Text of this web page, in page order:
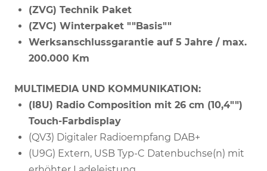
(ZVG) Technik Paket
(ZVC) Winterpaket ""Basis""
Werksanschlussgarantie auf 5 Jahre / max.
200.000 Km
MULTIMEDIA UND KOMMUNIKATION:
(I8U) Radio Composition mit 26 cm (10,4"")
Touch-Farbdisplay
(QV3) Digitaler Radioempfang DAB+
(U9G) Extern, USB Typ-C Datenbuchse(n) mit